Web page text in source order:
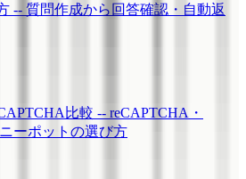
-- 質問作成から回答確認・自動返
比較 -- reCAPTCHA・
ーポットの選び方